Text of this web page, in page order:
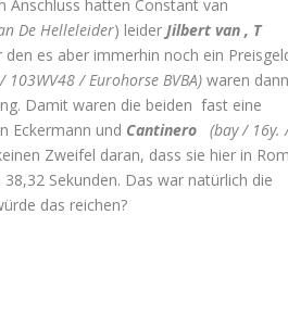
Anschluss hatten Constant van
De Helleleider) leider Jilbert van ‚ T
es aber immerhin noch ein
/ Eurohorse BVBA)waren
Damit waren die beiden fast eine
Eckermann und Cantinero
(bay / 16y.
Zweifel daran, dass sie hier in
Sekunden. Das war natürlich die
das reichen?